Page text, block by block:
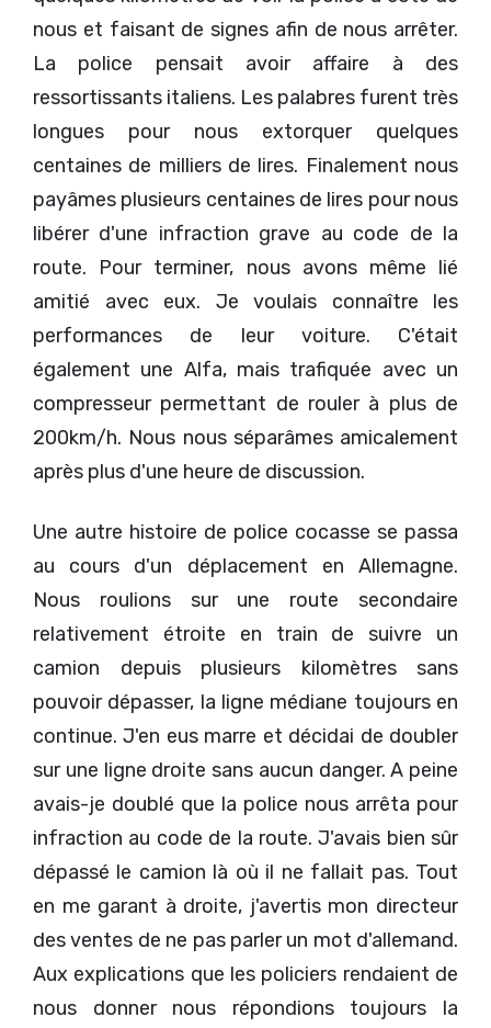
nous et faisant de signes afin de nous arrêter.
La police pensait avoir affaire à des
ressortissants italiens. Les palabres furent très
longues pour nous extorquer quelques
centaines de milliers de lires. Finalement nous
payâmes plusieurs centaines de lires pour nous
libérer d'une infraction grave au code de la
route. Pour terminer, nous avons même lié
amitié avec eux. Je voulais connaître les
performances de leur voiture. C'était
également une Alfa, mais trafiquée avec un
compresseur permettant de rouler à plus de
200km/h. Nous nous séparâmes amicalement
après plus d'une heure de discussion.
Une autre histoire de police cocasse se passa
au cours d'un déplacement en Allemagne.
Nous roulions sur une route secondaire
relativement étroite en train de suivre un
camion depuis plusieurs kilomètres sans
pouvoir dépasser, la ligne médiane toujours en
continue. J'en eus marre et décidai de doubler
sur une ligne droite sans aucun danger. A peine
avais-je doublé que la police nous arrêta pour
infraction au code de la route. J'avais bien sûr
dépassé le camion là où il ne fallait pas. Tout
en me garant à droite, j'avertis mon directeur
des ventes de ne pas parler un mot d'allemand.
Aux explications que les policiers rendaient de
nous donner nous répondions toujours la